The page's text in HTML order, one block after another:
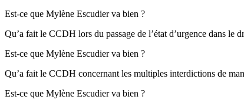
Est-ce que Mylène Escudier va bien ?
Qu’a fait le CCDH lors du passage de l’état d’urgence dans le
Est-ce que Mylène Escudier va bien ?
Qu’a fait le CCDH concernant les multiples interdictions de
Est-ce que Mylène Escudier va bien ?